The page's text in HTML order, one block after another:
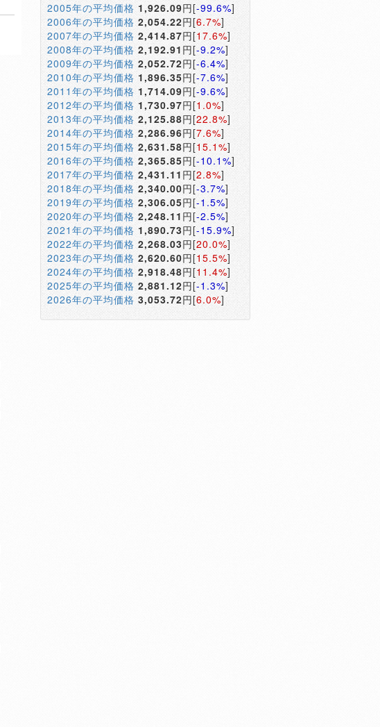
2005年の平均価格 1,926.09円[-99.6%]
2006年の平均価格 2,054.22円[6.7%]
2007年の平均価格 2,414.87円[17.6%]
2008年の平均価格 2,192.91 円[-9.2%]
2009年の平均価格 2,052.72円[-6.4%]
2010年の平均価格 1,896.35円[-7.6%]
2011年の平均価格 1,714.09円[-9.6%]
2012年の平均価格 1,730.97円[1.0%]
2013年の平均価格 2,125.88円[22.8%]
2014年の平均価格 2,286.96円[7.6%]
2015年の平均価格 2,631.58円[15.1%]
2016年の平均価格 2,365.85円[-10.1%]
2017年の平均価格 2,431.11 円[2.8%]
2018年の平均価格 2,340.00円[-3.7%]
2019年の平均価格 2,306.05円[-1.5%]
2020年の平均価格 2,248.11 円[-2.5%]
2021年の平均価格 1,890.73円[-15.9%]
2022年の平均価格 2,268.03円[20.0%]
2023年の平均価格 2,620.60円[15.5%]
2024年の平均価格 2,918.48円[11.4%]
2025年の平均価格 2,881.12円[-1.3%]
2026年の平均価格 3,053.72円[6.0%]